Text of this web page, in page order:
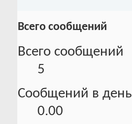
Всего сообщений
Всего сообщений
5
Сообщений в день
0.00